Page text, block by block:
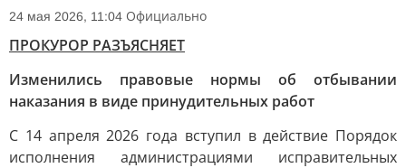
24 мая 2026, 11:04 Официально
ПРОКУРОР РАЗЪЯСНЯЕТ
Изменились правовые нормы об отбывании
наказания в виде принудительных работ
С 14 апреля 2026 года вступил в действие Порядок
исполнения администрациями исправительных